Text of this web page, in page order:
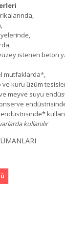
istenen beton
mutfaklarda*,
ve kuru üzüm
meyve suyu
kullanılır